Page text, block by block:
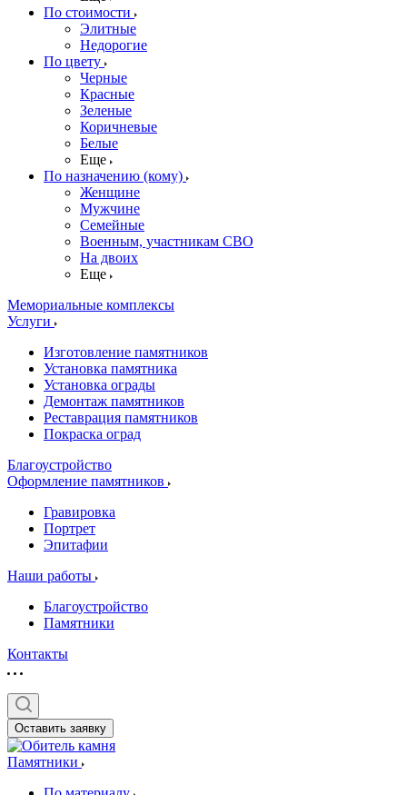
По стоимости
Элитные
Недорогие
По цвету
Черные
Красные
Зеленые
Коричневые
Белые
Еще
По назначению (кому)
Женщине
Мужчине
Семейные
Военным, участникам СВО
На двоих
Еще
Мемориальные комплексы
Услуги
Изготовление памятников
Установка памятника
Установка ограды
Демонтаж памятников
Реставрация памятников
Покраска оград
Благоустройство
Оформление памятников
Гравировка
Портрет
Эпитафии
Наши работы
Благоустройство
Памятники
Контакты
Оставить заявку
Памятники